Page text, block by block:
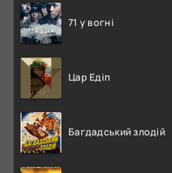
71 у вогні
Цар Едіп
Багдадський злодій